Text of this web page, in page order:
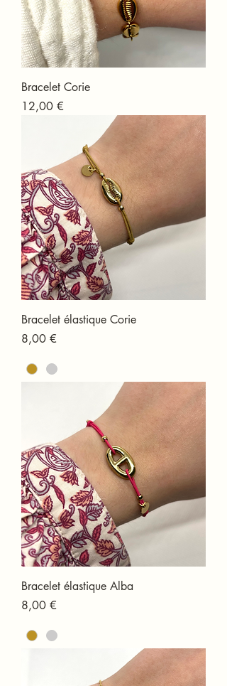
Bracelet Corie
Prix
12,00 €
Bracelet élastique Corie
Prix
8,00 €
Bracelet élastique Alba
Prix
8,00 €